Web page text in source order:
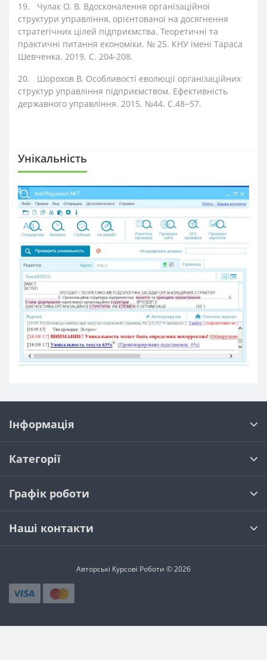
19.
Чулак О. В. Вдосконалення організаційної
структури управління, орієнтованої на досягнення
стратегічних цілей підприємства. Теоретичні та
практичні питання економіки. № 25. КНУ імені Тараса
Шевченка. 2019. С. 204-208.
20.
Шорохов В. Особливості еволюції організаційних
структур управління підприємством. Ефективність
державного управління. 2015. №44. С.48−57.
Унікальність
Інформація
Категорії
Графік роботи
Наші контакти
Авторські Курсові Роботи © 2026